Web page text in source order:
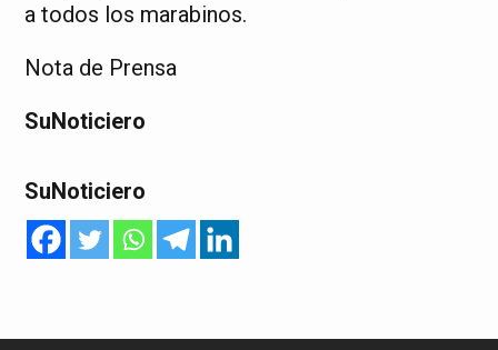
a todos los marabinos.
Nota de Prensa
SuNoticiero
SuNoticiero